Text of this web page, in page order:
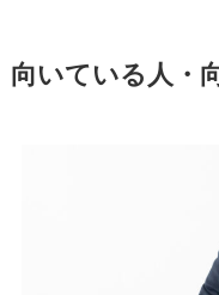
向いている人・